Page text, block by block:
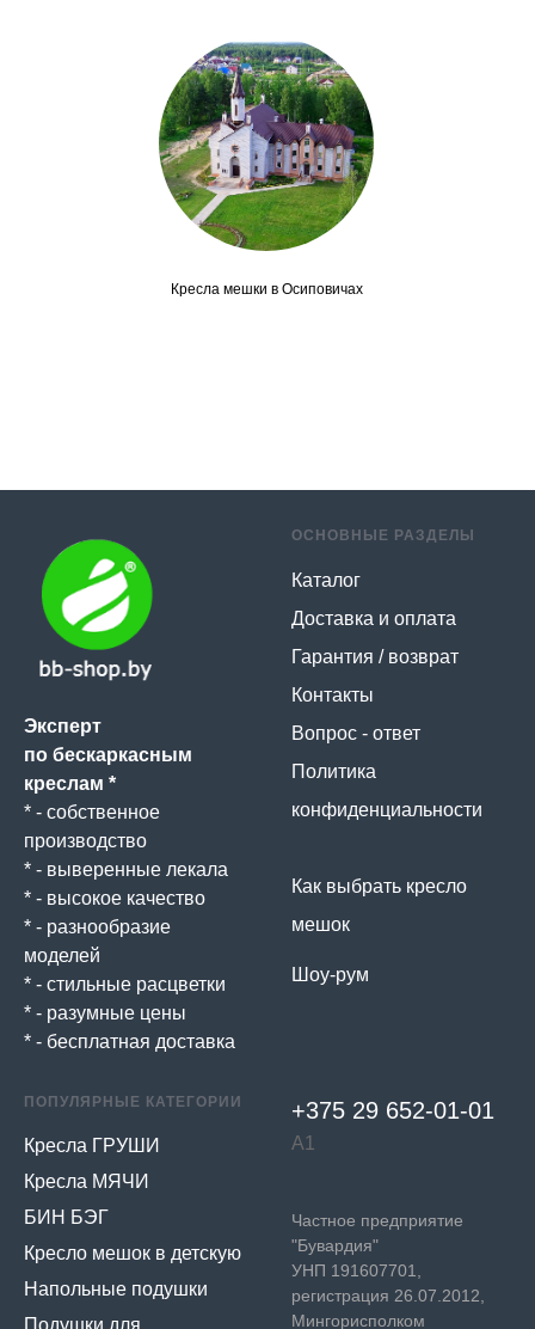
Кресла мешки в Осиповичах
Эксперт
по бескаркасным
креслам *
* - собственное
производство
* - выверенные лекала
* - высокое качество
* - разнообразие
моделей
* - стильные расцветки
* - разумные цены
* - бесплатная доставка
ОСНОВНЫЕ РАЗДЕЛЫ
Каталог
Доставка и оплата
Гарантия / возврат
Контакты
Вопрос - ответ
Политика
конфиденциальности
Как выбрать кресло
мешок
Шоу-рум
ПОПУЛЯРНЫЕ КАТЕГОРИИ
Кресла ГРУШИ
Кресла МЯЧИ
БИН БЭГ
Кресло мешок в детскую
Напольные подушки
+375 29 652-01-01
А1
Частное предприятие
"Бувардия"
УНП 191607701,
регистрация 26.07.2012,
Мингорисполком